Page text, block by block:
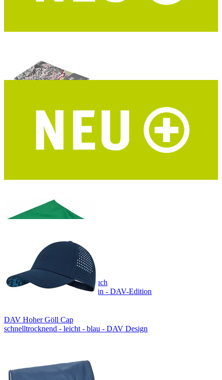
I LIKE PAPER Notizbuch A6 Alpenvereinskarten
DIN A6 - Upcycling - DAV Mapcycling Collection
COCOON Mikrofaser Handtuch
Größe L - ultraleicht - waldgrün - DAV-Edition
DAV Hoher Göll Cap
schnelltrocknend - leicht - blau - DAV Design